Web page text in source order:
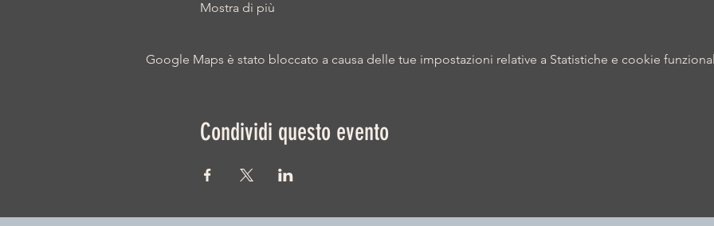
Mostra di più
Google Maps è stato bloccato a causa delle tue impostazioni relative a Statistiche e cookie
Condividi questo evento